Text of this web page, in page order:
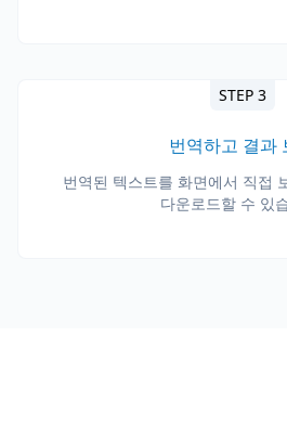
STEP 3
번역하고 결과
번역된 텍스트를 화면에서 직접
다운로드할 수 있